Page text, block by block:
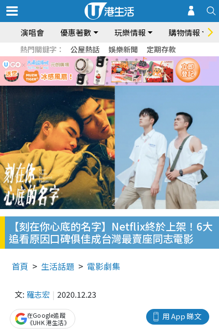
演唱會 優惠著數 玩樂情報 購物情報
熱門關鍵字： 公屋熱話 娛樂新聞 定期存款
【刻在你心底的名字】Netflix終於上架！6大
追看原因口碑俱佳成台灣最賣座同志電影
首頁 生活話題 電影劇集
文: 羅志宏 2020.12.23
用 App 睇文
在Google追蹤
《UHK 港生活》